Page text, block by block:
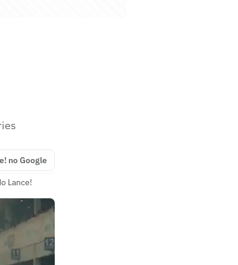
no Google
Lance!